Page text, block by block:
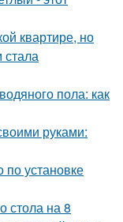
квартире, но
стала
пола: как
руками:
установке
стола на 8